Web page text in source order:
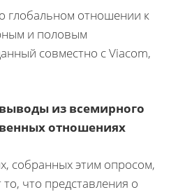
глобальном отношении к
и половым
совместно с Viacom,
из всемирного
отношениях
собранных этим опросом,
что представления о